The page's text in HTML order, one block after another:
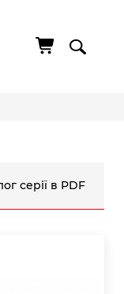
серії в PDF